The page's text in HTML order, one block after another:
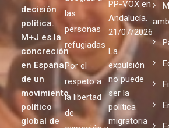
decisión
política.
M+J es la
concreción
en España
de un
movimiento
político
global de
las
personas
refugiadas
Por el
respeto a
la libertad
de
PP-VOX en
Andalucía.
21/07/2026
La
expulsión
no puede
ser la
política
migratoria